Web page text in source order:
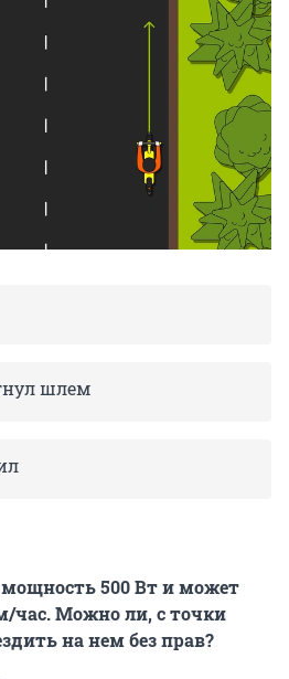
шлем
500 Вт и может
час. Можно ли, с точки
на нем без прав?